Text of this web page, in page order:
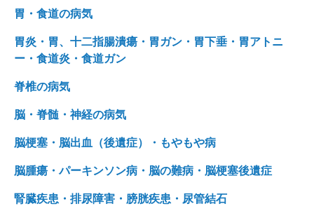
胃・食道の病気
胃炎・胃、十二指腸潰瘍・胃ガン・胃下垂・胃アトニ
ー・食道炎・食道ガン
脊椎の病気
脳・脊髄・神経の病気
脳梗塞・脳出血（後遺症）・もやもや病
脳腫瘍・パーキンソン病・脳の難病・脳梗塞後遺症
腎臓疾患・排尿障害・膀胱疾患・尿管結石